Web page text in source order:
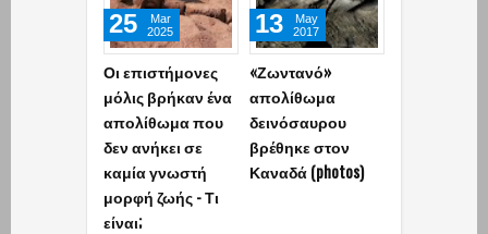
Οι επιστήμονες
μόλις βρήκαν ένα
απολίθωμα που
δεν ανήκει σε
καμία γνωστή
μορφή ζωής - Τι
είναι;
25
Mar
2025
«Ζωντανό»
απολίθωμα
δεινόσαυρου
βρέθηκε στον
Καναδά (photos)
13
May
2017